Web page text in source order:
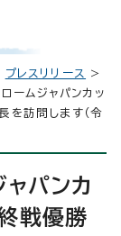
プレスリリース
>
ームジャパンカッ
を訪問します（令
パンカ
戦優勝